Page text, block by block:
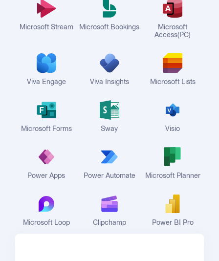
Microsoft Stream Microsoft Bookings Microsoft
Access(PC)
Viva Engage Viva Insights Microsoft Lists
Microsoft Forms Sway Visio
Power Apps Power Automate Microsoft Planner
Microsoft Loop Clipchamp Power BI Pro